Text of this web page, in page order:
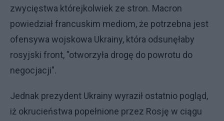
zwycięstwa którejkolwiek ze stron. Macron
powiedział francuskim mediom, że potrzebna jest
ofensywa wojskowa Ukrainy, która odsunęłaby
rosyjski front, "otworzyła drogę do powrotu do
negocjacji".
Jednak prezydent Ukrainy wyraził ostatnio pogląd,
iż okrucieństwa popełnione przez Rosję w ciągu